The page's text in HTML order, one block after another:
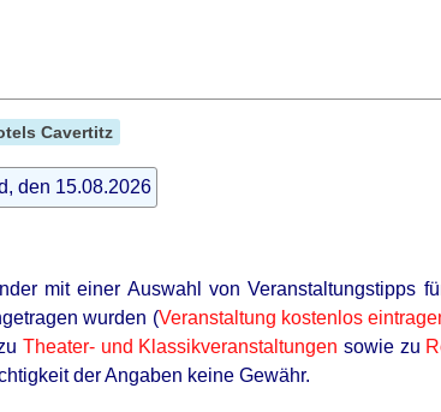
Cavertitz
den 15.08.2026
mit einer Auswahl von Veranstaltungstipps
wurden (Veranstaltung kostenlos
Theater- und Klassikveranstaltungen sowie zu
der Angaben keine Gewähr.